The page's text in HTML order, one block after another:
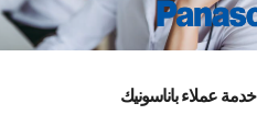
عملاء باناسونيك